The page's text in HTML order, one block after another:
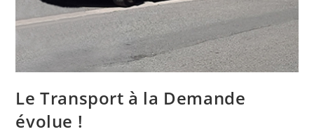
Le Transport à la Demande
évolue !